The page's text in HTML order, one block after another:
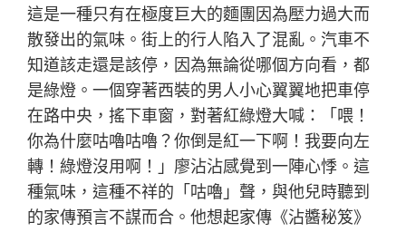
這是一種只有在極度巨大的麵團因為壓力過大而
散發出的氣味。街上的行人陷入了混亂。汽車不
知道該走還是該停，因為無論從哪個方向看，都
是綠燈。一個穿著西裝的男人小心翼翼地把車停
在路中央，搖下車窗，對著紅綠燈大喊：「喂！
你為什麼咕嚕咕嚕？你倒是紅一下啊！我要向左
轉！綠燈沒用啊！」廖沾沾感覺到一陣心悸。這
種氣味，這種不祥的「咕嚕」聲，與他兒時聽到
的家傳預言不謀而合。他想起家傳《沾醬秘笈》